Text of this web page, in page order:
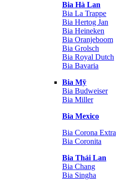
Bia Hà Lan
Bia La Trappe
Bia Hertog Jan
Bia Heineken
Bia Oranjeboom
Bia Grolsch
Bia Royal Dutch
Bia Bavaria
Bia Mỹ
Bia Budweiser
Bia Miller
Bia Mexico
Bia Corona Extra
Bia Coronita
Bia Thái Lan
Bia Chang
Bia Singha